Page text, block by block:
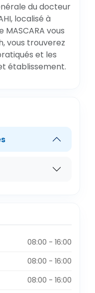
du docteur
localisé à
MASCARA vous
vous trouverez
et les
établissement.
08:00 - 16:00
08:00 - 16:00
08:00 - 16:00